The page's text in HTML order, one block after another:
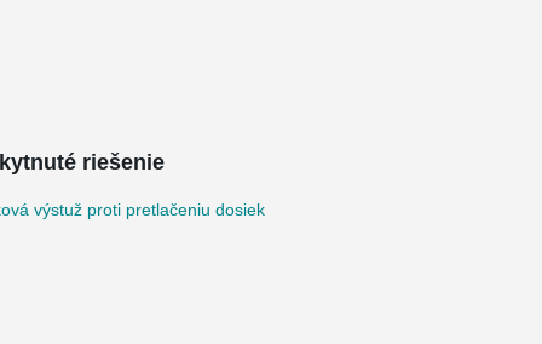
riešenie
výstuž proti pretlačeniu dosiek